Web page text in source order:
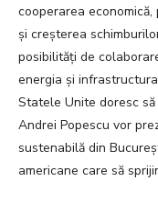
cooperarea
și creșterea
posibilități de
energia și
Statele Unite doresc
Andrei Popescu vor
sustenabilă din
americane care să